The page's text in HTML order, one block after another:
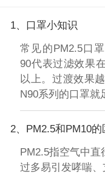
1、口罩小知识
常见的PM2.5口
90代表过滤效果
以上。过渡效果
N90系列的口罩就
2、PM2.5和PM10的
PM2.5指空气中直
过多易引发哮喘、